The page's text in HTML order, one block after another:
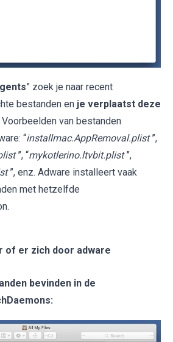
” zoek je naar recent
bestanden en je verplaatst deze
Voorbeelden van bestanden
“installmac.AppRemoval.plist ”,
”, “mykotlerino.ltvbit.plist ”,
”, enz. Adware installeert vaak
met hetzelfde
of er zich door adware
bevinden in de
: